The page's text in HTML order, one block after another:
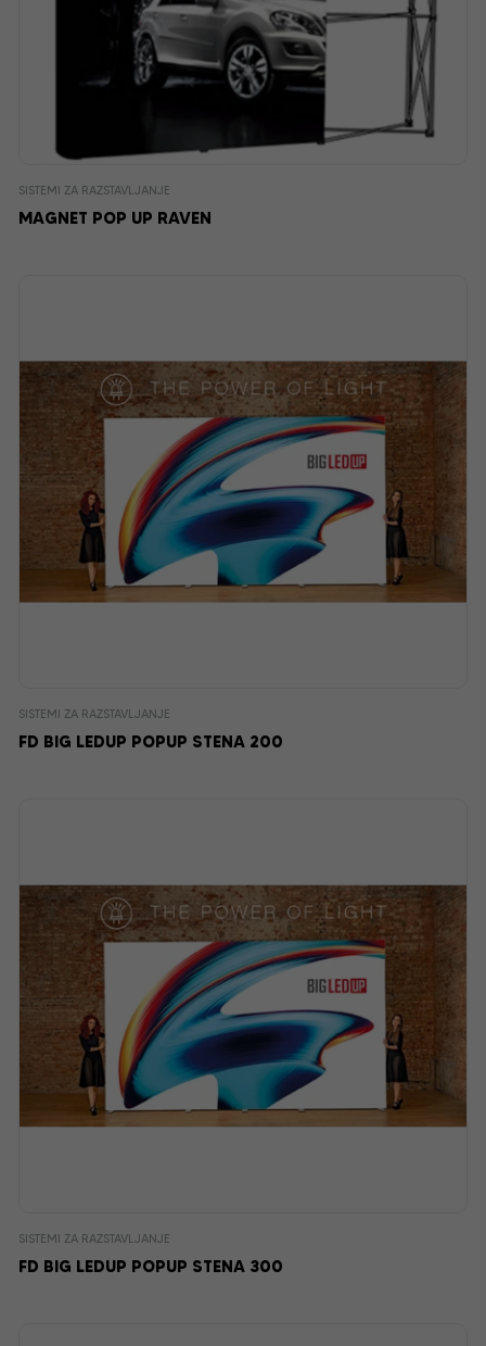
SISTEMI ZA RAZSTAVLJANJE
MAGNET POP UP RAVEN
SISTEMI ZA RAZSTAVLJANJE
FD BIG LEDUP POPUP STENA 200
SISTEMI ZA RAZSTAVLJANJE
FD BIG LEDUP POPUP STENA 300